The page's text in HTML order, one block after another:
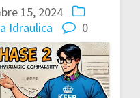
15, 2024
Idraulica 0